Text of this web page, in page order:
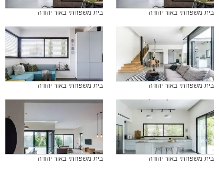
בית משפחתי באור יהודה בית משפחתי באור יהודה
בית משפחתי באור יהודה בית משפחתי באור יהודה
בית משפחתי באור יהודה בית משפחתי באור יהודה